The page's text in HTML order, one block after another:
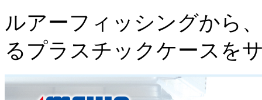
ルアーフィッシングから
るプラスチックケースを